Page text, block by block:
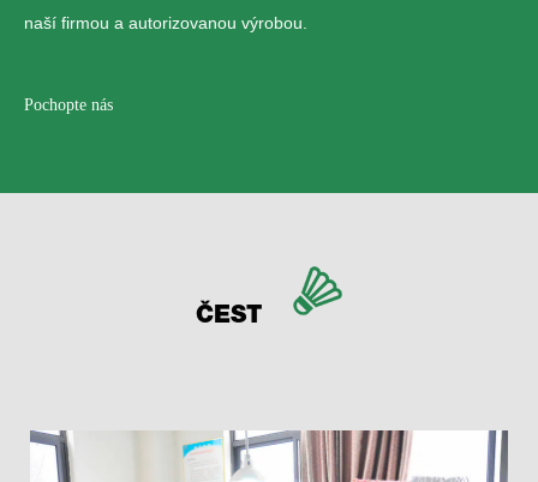
naší firmou a autorizovanou výrobou.
Pochopte nás
ČEST